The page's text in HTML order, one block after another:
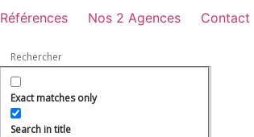
Références Nos 2 Agences Contact
Exact matches only
Search in title